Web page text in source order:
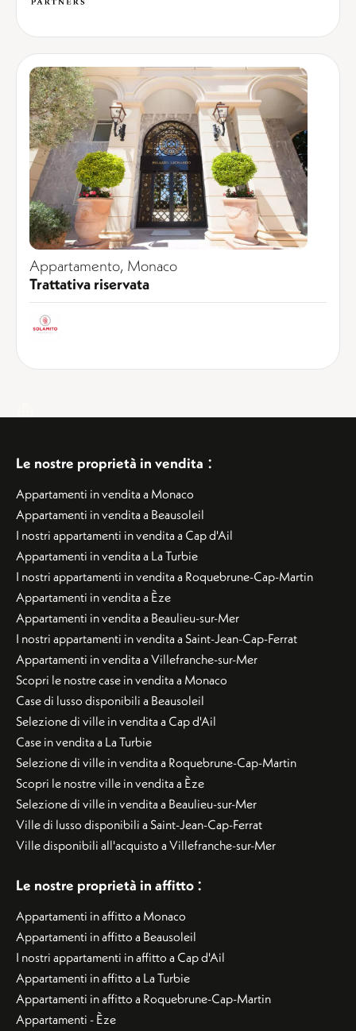
Appartamento, Monaco
Trattativa riservata
Le nostre proprietà in vendita :
Appartamenti in vendita a Monaco
Appartamenti in vendita a Beausoleil
I nostri appartamenti in vendita a Cap d'Ail
Appartamenti in vendita a La Turbie
I nostri appartamenti in vendita a Roquebrune-Cap-Martin
Appartamenti in vendita a Èze
Appartamenti in vendita a Beaulieu-sur-Mer
I nostri appartamenti in vendita a Saint-Jean-Cap-Ferrat
Appartamenti in vendita a Villefranche-sur-Mer
Scopri le nostre case in vendita a Monaco
Case di lusso disponibili a Beausoleil
Selezione di ville in vendita a Cap d'Ail
Case in vendita a La Turbie
Selezione di ville in vendita a Roquebrune-Cap-Martin
Scopri le nostre ville in vendita a Èze
Selezione di ville in vendita a Beaulieu-sur-Mer
Ville di lusso disponibili a Saint-Jean-Cap-Ferrat
Ville disponibili all'acquisto a Villefranche-sur-Mer
Le nostre proprietà in affitto :
Appartamenti in affitto a Monaco
Appartamenti in affitto a Beausoleil
I nostri appartamenti in affitto a Cap d'Ail
Appartamenti in affitto a La Turbie
Appartamenti in affitto a Roquebrune-Cap-Martin
Appartamenti - Èze